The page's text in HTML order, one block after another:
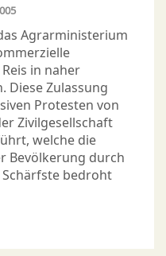
Agrarministerium
in naher
Diese Zulassung
Protesten von
Zivilgesellschaft
welche die
Bevölkerung durch
bedroht